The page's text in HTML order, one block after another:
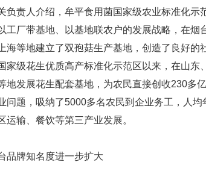
负责人介绍，牟平食用菌国家级农业标准化示
工厂带基地、以基地联农户的发展战略，在烟
海等地建立了双孢菇生产基地，创造了良好的
家级花生优质高产标准化示范区以来，在山东
地发展花生配套基地，为农民直接创收230多
问题，吸纳了5000多名农民到企业务工，人
运输、餐饮等第三产业发展。
品牌知名度进一步扩大